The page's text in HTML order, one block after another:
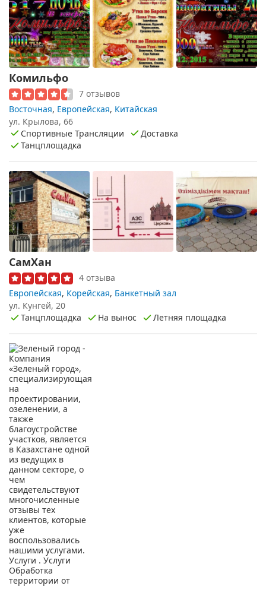
Комильфо
7 отзывов
Восточная, Европейская, Китайская
ул. Крылова, 66
Спортивные Трансляции
Доставка
Танцплощадка
СамХан
4 отзыва
Европейская, Корейская, Банкетный зал
ул. Кунгей, 20
Танцплощадка
На вынос Летняя площадка